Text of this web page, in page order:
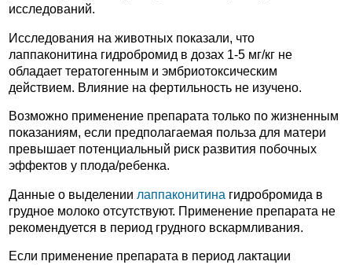
исследований.
Исследования на животных показали, что
лаппаконитина гидробромид в дозах 1-5 мг/кг не
обладает тератогенным и эмбриотоксическим
действием. Влияние на фертильность не изучено.
Возможно применение препарата только по жизненным
показаниям, если предполагаемая польза для матери
превышает потенциальный риск развития побочных
эффектов у плода/ребенка.
Данные о выделении лаппаконитина гидробромида в
грудное молоко отсутствуют. Применение препарата не
рекомендуется в период грудного вскармливания.
Если применение препарата в период лактации